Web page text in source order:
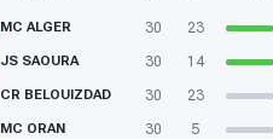
MC ALGER 30 23
JS SAOURA 30 14
CR BELOUIZDAD 30 23
MC ORAN 30 5